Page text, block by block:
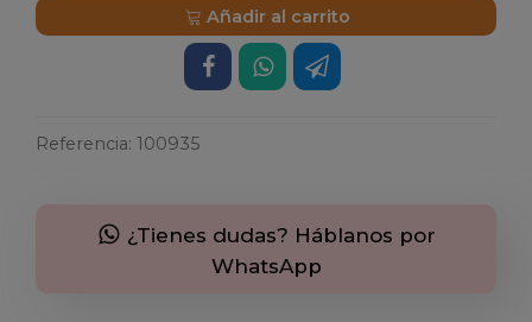
Añadir al carrito
Referencia: 100935
¿Tienes dudas? Háblanos por
WhatsApp